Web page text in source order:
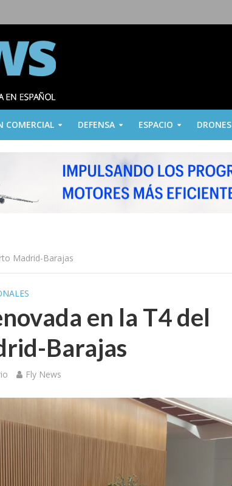
COMERCIAL DEFENSA ESPACIO DRONES
Madrid-Barajas
en la T4 del
Barajas
Fly News